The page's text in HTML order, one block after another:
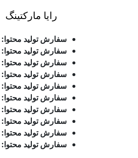
رایا مارکتینگ
سفارش تولید محتوا:
سفارش تولید محتوا:
سفارش تولید محتوا:
سفارش تولید محتوا:
سفارش تولید محتوا:
سفارش تولید محتوا:
سفارش تولید محتوا:
سفارش تولید محتوا:
سفارش تولید محتوا:
سفارش تولید محتوا: